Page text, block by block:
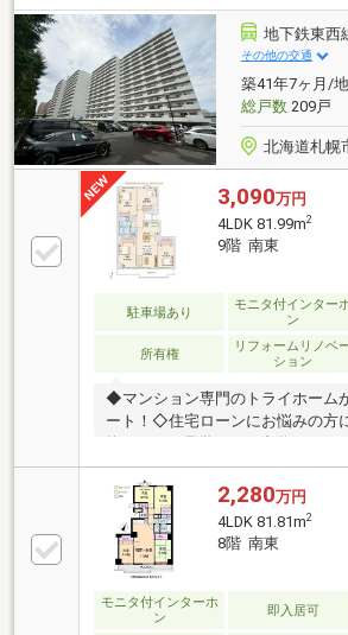
ーション内容・新規交換：システ
トバス・洗面化粧台・トイレ・新
室・床材・畳表替・襖貼替・新規
スクリーニング
地下鉄東西
その他の交通
築41年7ヶ月/
総戸数209戸
北海道札幌
3,090万円
4LDK 81.99m2
9階 南東
駐車場あり
モニタ付インター
ン
所有権
リフォームリノベ
ション
◆マンション専門のトライホーム
ート！◇住宅ローンにお悩みの方
合う物件をまとめてご紹介しま
鉄「大谷地」駅徒歩１分の好立
ＤＫで陽当たり・通風・眺望良好
ベーション完成・システムキッチ
トバス・洗面化粧台・トイレ・給
壁・床・天井等・室内クリーニン
以上で広々とした間取り〇全居室
きで家事の負担軽減〇トランクル
2,280万円
4LDK 81.81m2
8階 南東
モニタ付インターホ
ン
即入居可